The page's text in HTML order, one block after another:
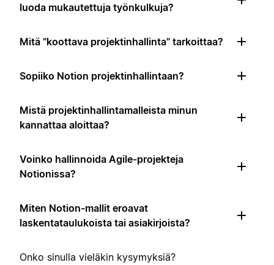
luoda mukautettuja työnkulkuja?
Mitä "koottava projektinhallinta" tarkoittaa?
Sopiiko Notion projektinhallintaan?
Mistä projektinhallintamalleista minun
kannattaa aloittaa?
Voinko hallinnoida Agile-projekteja
Notionissa?
Miten Notion-mallit eroavat
laskentataulukoista tai asiakirjoista?
Onko sinulla vieläkin kysymyksiä?